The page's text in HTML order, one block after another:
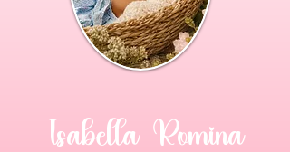
Isabella Romina